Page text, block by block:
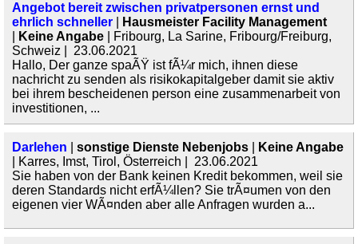
Angebot bereit zwischen privatpersonen ernst und
ehrlich schneller
Hausmeister Facility Management
Keine Angabe | Fribourg, La Sarine, Fribourg/Freiburg,
Schweiz | 23.06.2021
Hallo, Der ganze spaÃŸ ist fÃ¼r mich, ihnen diese
nachricht zu senden als risikokapitalgeber damit sie aktiv
bei ihrem bescheidenen person eine zusammenarbeit von
investitionen, ...
Darlehen sonstige Dienste Nebenjobs
Keine Angabe
| Karres, Imst, Tirol, Österreich | 23.06.2021
Sie haben von der Bank keinen Kredit bekommen, weil sie
deren Standards nicht erfÃ¼llen? Sie trÃ¤umen von den
eigenen vier WÃ¤nden aber alle Anfragen wurden a...